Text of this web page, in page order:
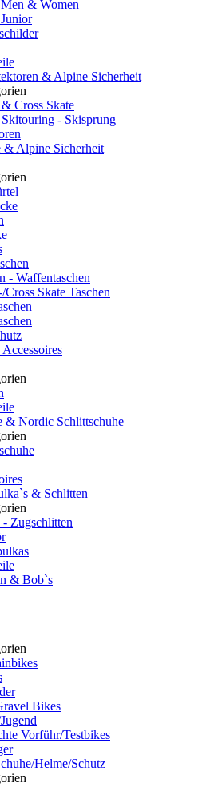
& Women
& Alpine Sicherheit
Cross Skate
- Skisprung
& Alpine Sicherheit
- Waffentaschen
Skate Taschen
& Nordic Schlittschuhe
& Schlitten
- Zugschlitten
& Bob`s
Bikes
Vorführ/Testbikes
Helme/Schutz